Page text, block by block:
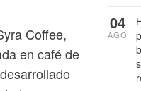
Coffee,
en café de
04
AGO